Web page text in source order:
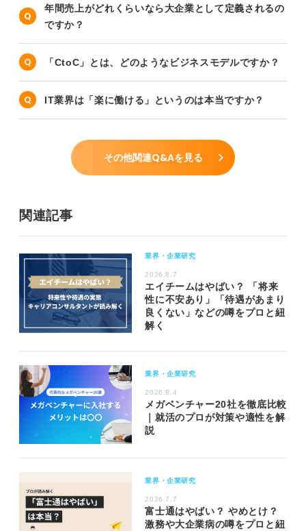
年間売上がどれくらいなら大企業として定義されるの
ですか？
「CtoC」とは、どのようなビジネスモデルですか？
IT業界は「楽に働ける」というのは本当ですか？
その他関連Q&Aを見る
関連記事
業界・企業研究
2026.8.7
エイチームはやばい？ 「将来
性に不安あり」「待遇があまり
良くない」などの噂をプロと紐
解く
業界・企業研究
2026.8.4
メガベンチャー20社を徹底比較
｜就活のプロが対策や適性を解
説
業界・企業研究
2026.7.7
富士通はやばい？ やめとけ？
激務や大企業病の噂をプロと紐